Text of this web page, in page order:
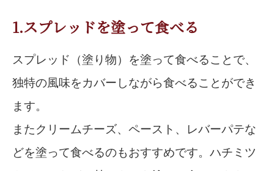
1.スプレッドを塗って食べる
スプレッド（塗り物）を塗って食べることで、
独特の風味をカバーしながら食べることができ
ます。
またクリームチーズ、ペースト、レバーパテな
どを塗って食べるのもおすすめです。ハチミツ